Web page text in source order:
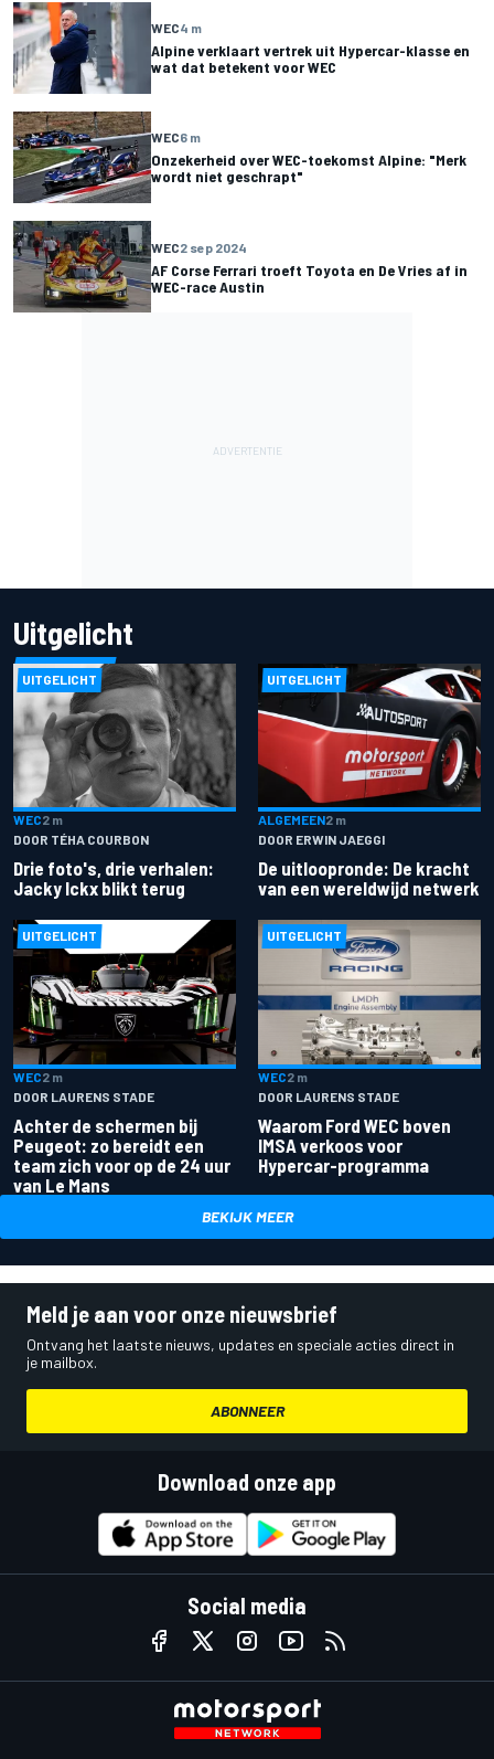
WEC4 m
Alpine verklaart vertrek uit Hypercar-klasse en
wat dat betekent voor WEC
WEC6 m
Onzekerheid over WEC-toekomst Alpine: "Merk
wordt niet geschrapt"
WEC2 sep 2024
AF Corse Ferrari troeft Toyota en De Vries af in
WEC-race Austin
Uitgelicht
UITGELICHT
WEC2 m
DOOR TÉHA COURBON
Drie foto's, drie verhalen:
Jacky Ickx blikt terug
UITGELICHT
ALGEMEEN2 m
DOOR ERWIN JAEGGI
De uitloopronde: De kracht
van een wereldwijd netwerk
UITGELICHT
WEC2 m
DOOR LAURENS STADE
Achter de schermen bij
Peugeot: zo bereidt een
team zich voor op de 24 uur
van Le Mans
UITGELICHT
WEC2 m
DOOR LAURENS STADE
Waarom Ford WEC boven
IMSA verkoos voor
Hypercar-programma
BEKIJK MEER
Meld je aan voor onze nieuwsbrief
Ontvang het laatste nieuws, updates en speciale acties direct in
je mailbox.
ABONNEER
Download onze app
Social media